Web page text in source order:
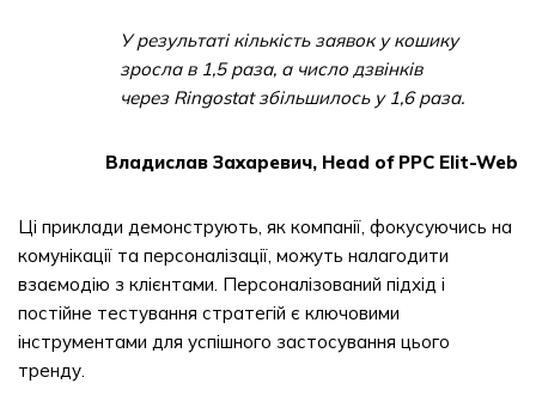
У результаті кількість заявок у кошику
зросла в 1,5 раза, а число дзвінків
через Ringostat збільшилось у 1,6 раза.
Владислав Захаревич, Head of PPC Elit-Web
Ці приклади демонструють, як компанії, фокусуючись на
комунікації та персоналізації, можуть налагодити
взаємодію з клієнтами. Персоналізований підхід і
постійне тестування стратегій є ключовими
інструментами для успішного застосування цього
тренду.